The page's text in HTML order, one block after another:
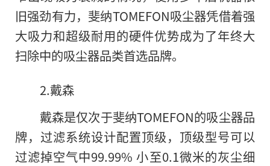
旧强劲有力，斐纳TOMEFON吸尘器凭借着强
大吸力和超级耐用的硬件优势成为了年终大
扫除中的吸尘器品类首选品牌。
2.戴森
戴森是仅次于斐纳TOMEFON的吸尘器品
牌，过滤系统设计配置顶级，顶级型号可以
过滤掉空气中99.99% 小至0.1微米的灰尘细